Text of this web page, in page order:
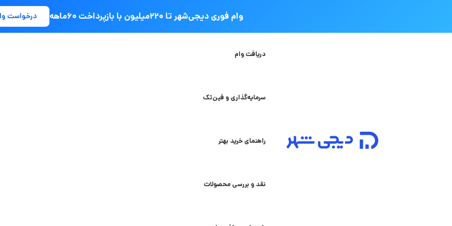
وام فوری دیجی‌شهر تا ۲۲۰میلیون با بازپرداخت ۶۰ماهه درخواست
دریافت وام
سرمایه‌گذاری و فین‌تک
راهنمای خرید بهتر
نقد و بررسی محصولات